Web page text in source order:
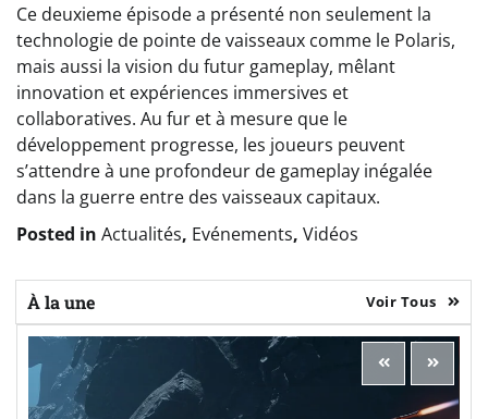
Ce deuxieme épisode a présenté non seulement la
technologie de pointe de vaisseaux comme le Polaris,
mais aussi la vision du futur gameplay, mêlant
innovation et expériences immersives et
collaboratives. Au fur et à mesure que le
développement progresse, les joueurs peuvent
s’attendre à une profondeur de gameplay inégalée
dans la guerre entre des vaisseaux capitaux.
Posted in Actualités, Evénements, Vidéos
À la une Voir Tous